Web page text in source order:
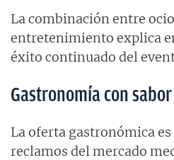
La combinación entre
entretenimiento explica
éxito continuado del
Gastronomía con
La oferta gastronómica
reclamos del mercado